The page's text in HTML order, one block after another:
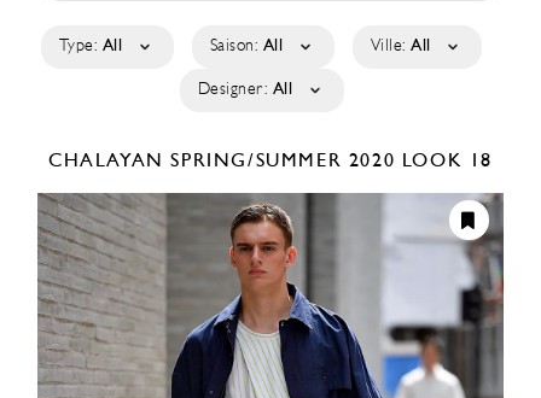
Type: All Saison: All Ville: All
Designer: All
CHALAYANSPRING/SUMMER 2020 LOOK 18